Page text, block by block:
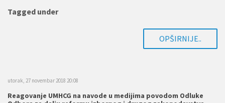
Tagged under
OPŠIRNIJE..
utorak, 27 novembar 2018 20:08
Reagovanje UMHCG na navode u medijima povodom Odluke